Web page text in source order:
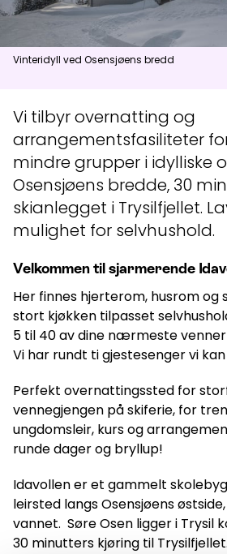
Aktuelt
Åpne heiser:0/41 Åpne
Vær- og føredata er levert av fnugg
Yr,
NRK
Vinteridyll ved Osensjøens bredd
Vi tilbyr overnatting og
arrangementsfasiliteter
mindre grupper i idylliske
Osensjøens bredde, 30
skianlegget i Trysilfjellet.
mulighet for selvhushold.
Velkommen til sjarmerende
Her finnes hjerterom, husrom og
stort kjøkken tilpasset
5 til 40 av dine nærmeste
Vi har rundt ti gjestesenger vi
Perfekt overnattingssted for
vennegjengen på skiferie, for
ungdomsleir, kurs og
runde dager og bryllup!
Idavollen er et gammelt
leirsted langs Osensjøens
vannet. Søre Osen ligger i Trysil
30 minutters kjøring til Trysilfjellet.